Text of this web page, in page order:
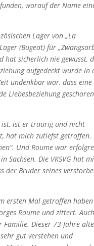
worauf der Name
Lager von „La
(Bugeat) für
hat sicherlich nie gewusst,
aufgedeckt wurde in
undenkbar war, dass eine
Liebesbeziehung geschoren
ist, ist er traurig und nicht
hat mich zutiefst getroffen.
Und Roume war
Sachsen. Die VKSVG hat
der Bruder seines
ersten Mal getroffen haben
Roume und zittert.
Dieser 73-Jahre alte
gut verstehen und